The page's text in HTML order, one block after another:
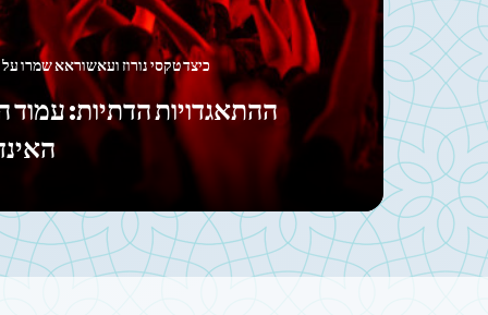
באיראן, אנשי דת לא נשארים מאחורי
המסגד כמרכז חיים: